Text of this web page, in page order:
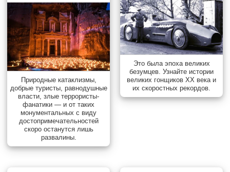
Природные катаклизмы,
добрые туристы, равнодушные
власти, злые террористы-
фанатики — и от таких
монументальных с виду
достопримечательностей
скоро останутся лишь
развалины.
Это была эпоха великих
безумцев. Узнайте истории
великих гонщиков XX века и
их скоростных рекордов.